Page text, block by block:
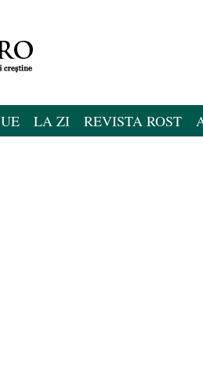
UE LA ZI REVISTA ROST